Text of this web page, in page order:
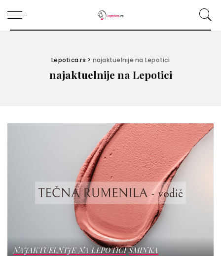
Lepotica.rs > najaktuelnije na Lepotici
najaktuelnije na Lepotici
NAJAKTUELNIJE NA LEPOTICI ŠMINKA